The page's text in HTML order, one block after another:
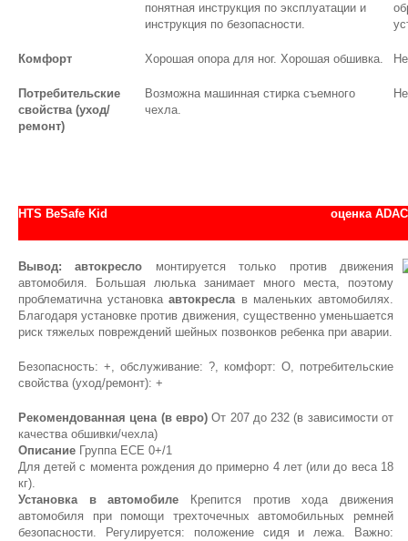
понятная инструкция по эксплуатации и
инструкция по безопасности.
Комфорт Хорошая опора для ног. Хорошая обшивка.
Потребительские
свойства (уход/
ремонт)
Возможна машинная стирка съемного
чехла.
HTS BeSafe Kid оценка
Вывод: автокресло монтируется только против движения
автомобиля. Большая люлька занимает много места, поэтому
проблематична установкаавтокреслав маленьких автомобилях.
Благодаря установке против движения, существенно уменьшается
риск тяжелых повреждений шейных позвонков ребенка при аварии.
Безопасность: +, обслуживание: ?, комфорт: О, потребительские
свойства (уход/ремонт): +
Рекомендованная цена (в евро)От 207 до 232 (в зависимости от
качества обшивки/чехла)
Описание Группа ЕСЕ 0+/1
Для детей с момента рождения до примерно 4 лет (или до веса 18
кг).
Установка в автомобиле Крепится против хода движения
автомобиля при помощи трехточечных автомобильных ремней
безопасности. Регулируется: положение сидя и лежа. Важно: